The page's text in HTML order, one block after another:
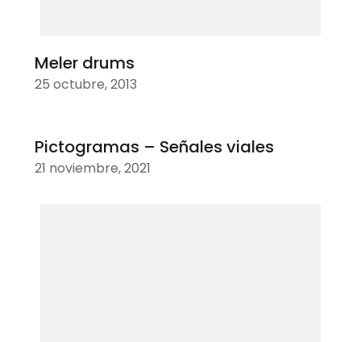
Meler drums
25 octubre, 2013
Pictogramas – Señales viales
21 noviembre, 2021